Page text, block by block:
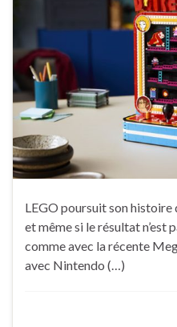
LEGO poursuit son histoire
et même si le résultat n’est
comme avec la récente
avec Nintendo (…)